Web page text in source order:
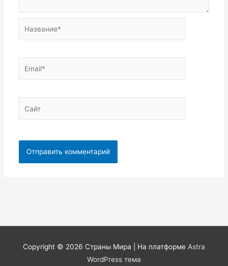
Copyright © 2026 Страны Мира | На платформе Astra
WordPress тема